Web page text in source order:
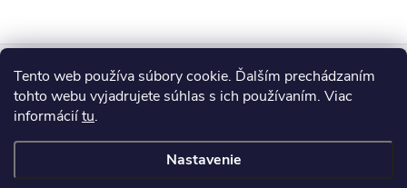
Tento web používa súbory cookie. Ďalším prechádzaním
tohto webu vyjadrujete súhlas s ich používaním. Viac
informáciítu.
Nastavenie
Z
á
p
Blog
Informácie pre vás